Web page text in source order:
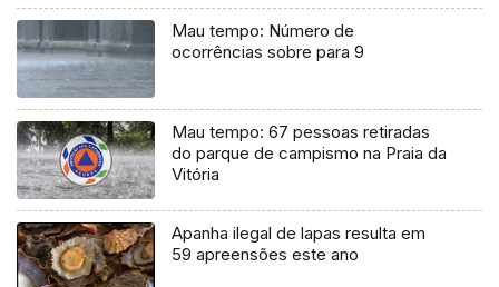
Mau tempo: Número de
ocorrências sobre para 9
Mau tempo: 67 pessoas retiradas
do parque de campismo na Praia da
Vitória
Apanha ilegal de lapas resulta em
59 apreensões este ano